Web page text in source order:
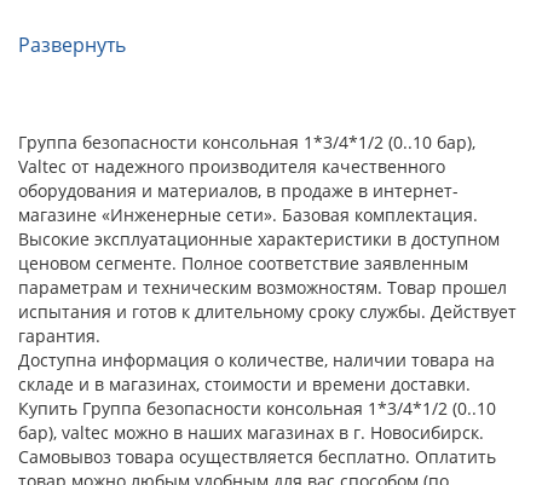
Развернуть
Группа безопасности консольная 1*3/4*1/2 (0..10 бар),
Valtec от надежного производителя качественного
оборудования и материалов, в продаже в интернет-
магазине «Инженерные сети». Базовая комплектация.
Высокие эксплуатационные характеристики в доступном
ценовом сегменте. Полное соответствие заявленным
параметрам и техническим возможностям. Товар прошел
испытания и готов к длительному сроку службы. Действует
гарантия.
Доступна информация о количестве, наличии товара на
складе и в магазинах, стоимости и времени доставки.
Купить Группа безопасности консольная 1*3/4*1/2 (0..10
бар), valtec можно в наших магазинах в г. Новосибирск.
Самовывоз товара осуществляется бесплатно. Оплатить